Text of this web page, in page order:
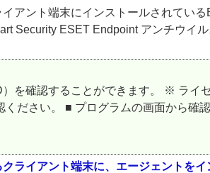
アント端末にインストールされてい
Security ESET Endpoint アンチウイル
を確認することができます。 ※ ライ
ださい。 ■ プログラムの画面から確
ライアント端末に、エージェントを